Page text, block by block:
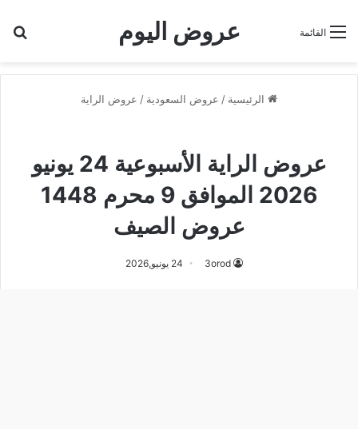
عروض اليوم القائمة
الرئيسية / عروض السعودية / عروض الراية
عروض الراية الأسبوعية 24 يونيو
2026 الموافق 9 محرم 1448
عروض الصيف
3orod 24 يونيو,2026